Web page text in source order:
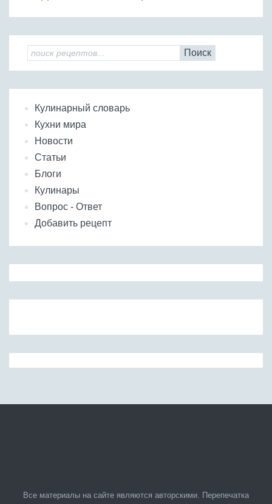
Поиск
Кулинарный словарь
Кухни мира
Новости
Статьи
Блоги
Кулинары
Вопрос - Ответ
Добавить рецепт
Все материалы на сайте являются авторскими. Перепечатка